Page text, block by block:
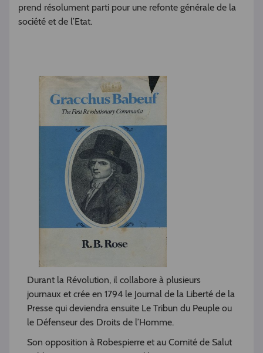
prend résolument parti pour une refonte générale de la
société et de l’Etat.
Durant la Révolution, il collabore à plusieurs
journaux et crée en 1794 le Journal de la Liberté de la
Presse qui deviendra ensuite Le Tribun du Peuple ou
le Défenseur des Droits de l’Homme.
Son opposition à Robespierre et au Comité de Salut